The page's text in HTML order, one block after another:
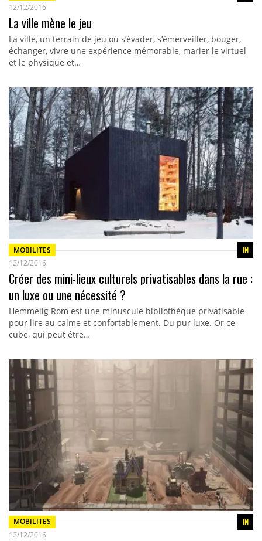
12/12/2016
La ville mène le jeu
La ville, un terrain de jeu où s’évader, s’émerveiller, bouger,
échanger, vivre une expérience mémorable, marier le virtuel
et le physique et…
MOBILITES
12/12/2016
Créer des mini-lieux culturels privatisables dans la rue :
un luxe ou une nécessité ?
Hemmelig Rom est une minuscule bibliothèque privatisable
pour lire au calme et confortablement. Du pur luxe. Or ce
cube, qui peut être…
MOBILITES
12/12/2016